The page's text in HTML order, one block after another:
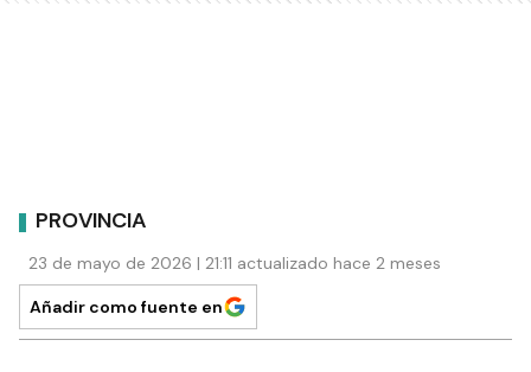
PROVINCIA
23 de mayo de 2026 | 21:11 actualizado hace 2 meses
Añadir como fuente en